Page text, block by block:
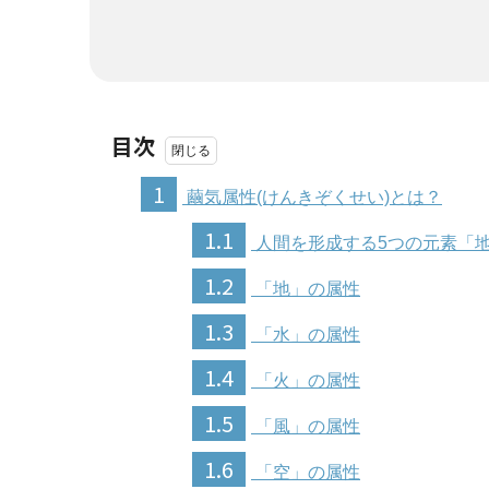
目次
1
繭気属性(けんきぞくせい)とは？
1.1 人間を形成する5つの元素「
1.2 「地」の属性
1.3 「水」の属性
1.4 「火」の属性
1.5 「風」の属性
1.6 「空」の属性